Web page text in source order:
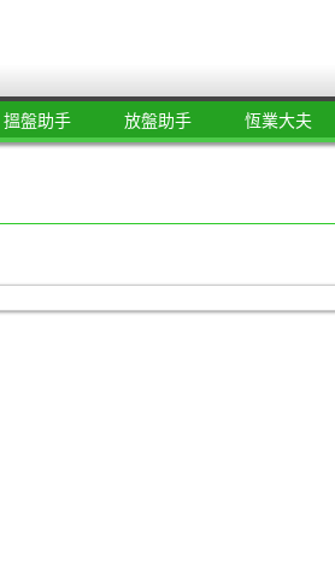
搵盤助手 放盤助手 恆業大夫